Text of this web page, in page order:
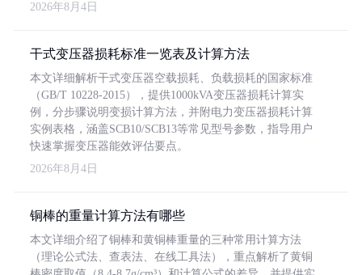
2026年8月4日
干式变压器损耗标准一览表及计算方法
本文详细解析干式变压器空载损耗、负载损耗的国家标准
（GB/T 10228-2015），提供1000kVA变压器损耗计算实
例，分步骤说明变损计算方法，并附电力变压器损耗计算
实例表格，涵盖SCB10/SCB13等常见型号参数，指导用户
快速掌握变压器能效评估要点。
2026年8月4日
铜棒的重量计算方法有哪些
本文详细介绍了铜棒和黄铜棒重量的三种常用计算方法
（理论公式法、查表法、在线工具法），重点解析了黄铜